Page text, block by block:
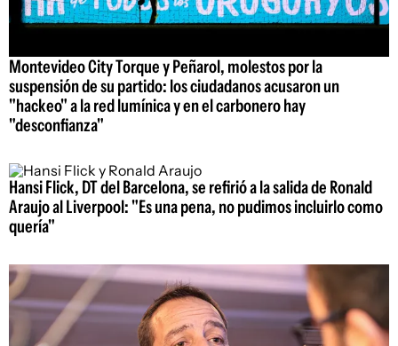
Montevideo City Torque y Peñarol, molestos por la
suspensión de su partido: los ciudadanos acusaron un
"hackeo" a la red lumínica y en el carbonero hay
"desconfianza"
Hansi Flick, DT del Barcelona, se refirió a la salida de Ronald
Araujo al Liverpool: "Es una pena, no pudimos incluirlo como
quería"